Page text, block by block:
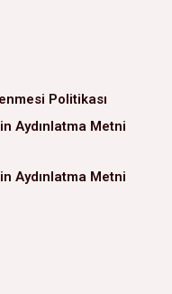
Politikası
Aydınlatma Metni
Aydınlatma Metni